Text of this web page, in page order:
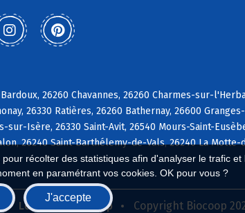
récolter des statistiques afin d'analyser le trafic
en paramétrant vos cookies. OK pour vous ?
J'accepte
26260 Chavannes, 26260 Charmes-sur-
26330 Ratières, 26260 Bathernay, 26600
Isère, 26330 Saint-Avit, 26540 Mours-Saint-
26240 Saint-Barthélemy-de-Vals, 26240 La
Le réseau Biocoop Copyright Biocoop